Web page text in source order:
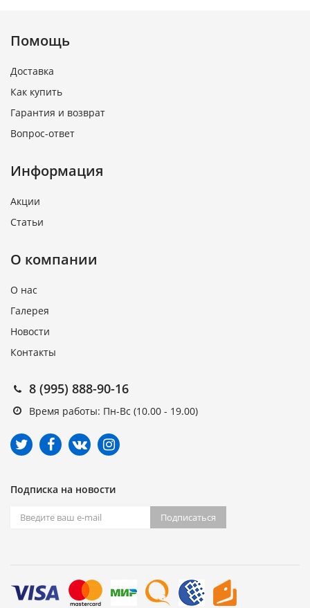
Помощь
Доставка
Как купить
Гарантия и возврат
Вопрос-ответ
Информация
Акции
Статьи
О компании
О нас
Галерея
Новости
Контакты
8 (995) 888-90-16
Время работы: Пн-Вс (10.00 - 19.00)
Подписка на новости
Подписаться